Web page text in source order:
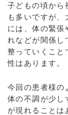
子どもの頃から
も多いですが
には、体の緊張
れなどが関係し
整っていくこと
性はあります。
今回の患者様の
体の不調が少し
が現れることは